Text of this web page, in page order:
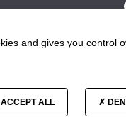
and gives you control
ALL